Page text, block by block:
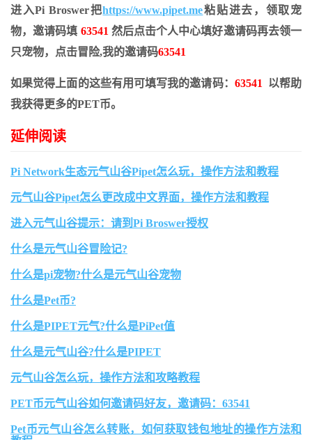
进入Pi Broswer把https://www.pipet.me粘贴进去，领取宠
物，邀请码填 63541 然后点击个人中心填好邀请码再去领一
只宠物，点击冒险,我的邀请码63541
如果觉得上面的这些有用可填写我的邀请码： 63541 以帮助
我获得更多的PET币。
延伸阅读
Pi Network生态元气山谷Pipet怎么玩，操作方法和教程
元气山谷Pipet怎么更改成中文界面，操作方法和教程
进入元气山谷提示：请到Pi Broswer授权
什么是元气山谷冒险记?
什么是pi宠物?什么是元气山谷宠物
什么是Pet币?
什么是PIPET元气?什么是PiPet值
什么是元气山谷?什么是PIPET
元气山谷怎么玩，操作方法和攻略教程
PET币元气山谷如何邀请码好友，邀请码：63541
Pet币元气山谷怎么转账，如何获取钱包地址的操作方法和